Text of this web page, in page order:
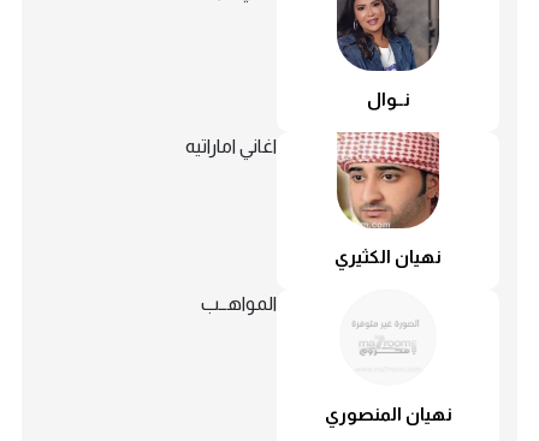
نــوال
نهيان الكثيري
اغاني اماراتيه
نهيان المنصوري
المواهــب